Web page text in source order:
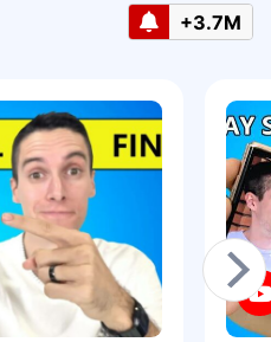
+3.7M